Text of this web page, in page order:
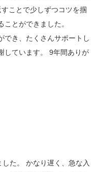
ことで少しずつコツを掴
とができました。
でき、たくさんサポートし
しています。 9年間ありが
た。 かなり遅く、急な入